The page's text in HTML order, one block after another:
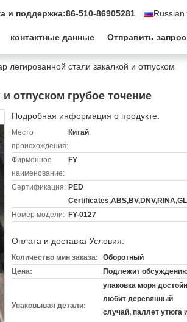
Russian
и поддержка:86-510-86905281
контактные данные Отправить запрос
легированной стали закалкой и отпуском
отпуском грубое точение
Подробная информация о продукте:
Место
происхождения:
Китай
Фирменное
наименование:
FY
Сертификация: PED
Номер модели: FY-0127
Оплата и доставка Условия:
Количество мин заказа:
Оборотный
Цена:
Подлежит
Упаковывая детали:
упаковка моря
любит деревянный
случай, паллет утюга